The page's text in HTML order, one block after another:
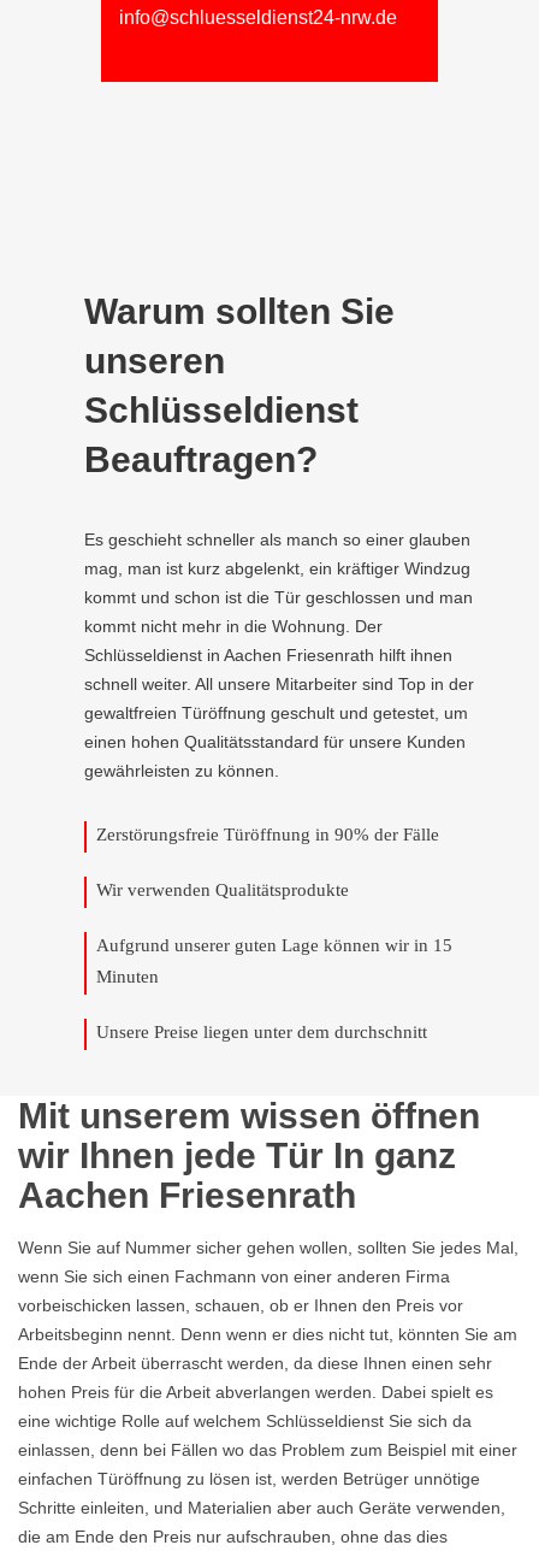
info@schluesseldienst24-nrw.de
Warum sollten Sie
unseren
Schlüsseldienst
Beauftragen?
Es geschieht schneller als manch so einer glauben
mag, man ist kurz abgelenkt, ein kräftiger Windzug
kommt und schon ist die Tür geschlossen und man
kommt nicht mehr in die Wohnung. Der
Schlüsseldienst in Aachen Friesenrath hilft ihnen
schnell weiter. All unsere Mitarbeiter sind Top in der
gewaltfreien Türöffnung geschult und getestet, um
einen hohen Qualitätsstandard für unsere Kunden
gewährleisten zu können.
Zerstörungsfreie Türöffnung in 90% der Fälle
Wir verwenden Qualitätsprodukte
Aufgrund unserer guten Lage können wir in 15
Minuten
Unsere Preise liegen unter dem durchschnitt
Mit unserem wissen öffnen
wir Ihnen jede Tür In ganz
Aachen Friesenrath
Wenn Sie auf Nummer sicher gehen wollen, sollten Sie jedes Mal,
wenn Sie sich einen Fachmann von einer anderen Firma
vorbeischicken lassen, schauen, ob er Ihnen den Preis vor
Arbeitsbeginn nennt. Denn wenn er dies nicht tut, könnten Sie am
Ende der Arbeit überrascht werden, da diese Ihnen einen sehr
hohen Preis für die Arbeit abverlangen werden. Dabei spielt es
eine wichtige Rolle auf welchem Schlüsseldienst Sie sich da
einlassen, denn bei Fällen wo das Problem zum Beispiel mit einer
einfachen Türöffnung zu lösen ist, werden Betrüger unnötige
Schritte einleiten, und Materialien aber auch Geräte verwenden,
die am Ende den Preis nur aufschrauben, ohne das dies